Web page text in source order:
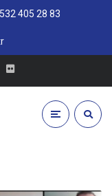
405 28 83